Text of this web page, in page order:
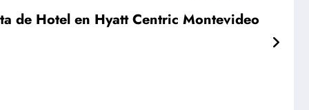
de Hotel en Hyatt Centric Montevideo